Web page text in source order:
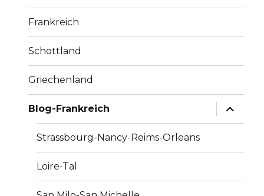
Frankreich
Schottland
Griechenland
Blog-Frankreich
Strassbourg-Nancy-Reims-Orleans
Loire-Tal